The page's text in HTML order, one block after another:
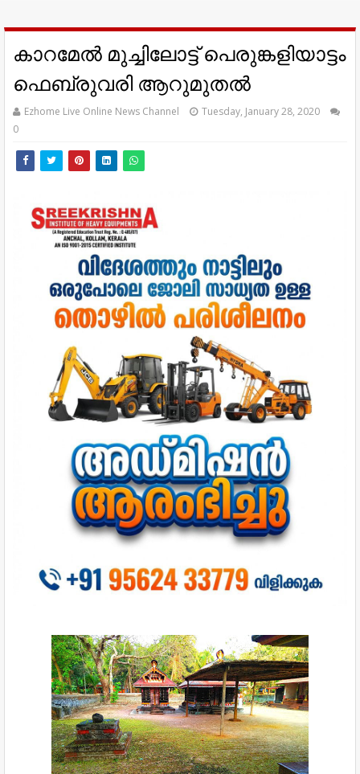
കാറമേൽ മുച്ചിലോട്ട് പെരുങ്കളിയാട്ടം
ഫെബ്രുവരി ആറുമുതൽ
Ezhome Live Online News Channel
Tuesday, January 28, 2020
0